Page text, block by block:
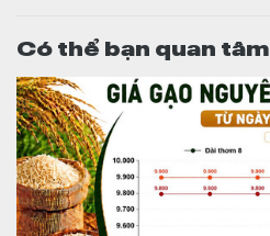
Có thể bạn quan tâm